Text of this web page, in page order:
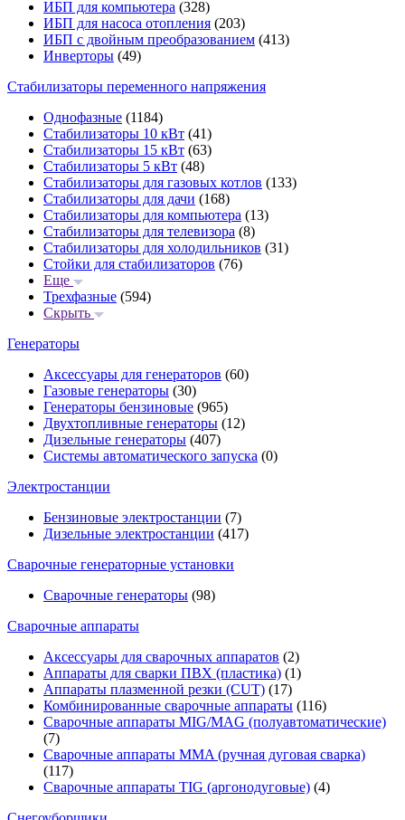
ИБП для компьютера (328)
ИБП для насоса отопления (203)
ИБП с двойным преобразованием (413)
Инверторы (49)
Стабилизаторы переменного напряжения
Однофазные (1184)
Стабилизаторы 10 кВт (41)
Стабилизаторы 15 кВт (63)
Стабилизаторы 5 кВт (48)
Стабилизаторы для газовых котлов (133)
Стабилизаторы для дачи (168)
Стабилизаторы для компьютера (13)
Стабилизаторы для телевизора (8)
Стабилизаторы для холодильников (31)
Стойки для стабилизаторов (76)
Еще
Трехфазные (594)
Скрыть
Генераторы
Аксессуары для генераторов (60)
Газовые генераторы (30)
Генераторы бензиновые (965)
Двухтопливные генераторы (12)
Дизельные генераторы (407)
Системы автоматического запуска (0)
Электростанции
Бензиновые электростанции (7)
Дизельные электростанции (417)
Сварочные генераторные установки
Сварочные генераторы (98)
Сварочные аппараты
Аксессуары для сварочных аппаратов (2)
Аппараты для сварки ПВХ (пластика) (1)
Аппараты плазменной резки (CUT) (17)
Комбинированные сварочные аппараты (116)
Сварочные аппараты MIG/MAG (полуавтоматические)
(7)
Сварочные аппараты MMA (ручная дуговая сварка)
(117)
Сварочные аппараты TIG (аргонодуговые) (4)